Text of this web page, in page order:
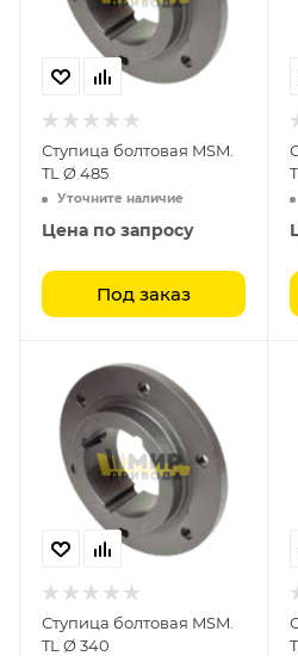
Ступица болтовая MSM.
TL Ø 485
Уточните наличие
Цена по запросу
Под заказ
Ступица болтовая MSM.
TL Ø 340